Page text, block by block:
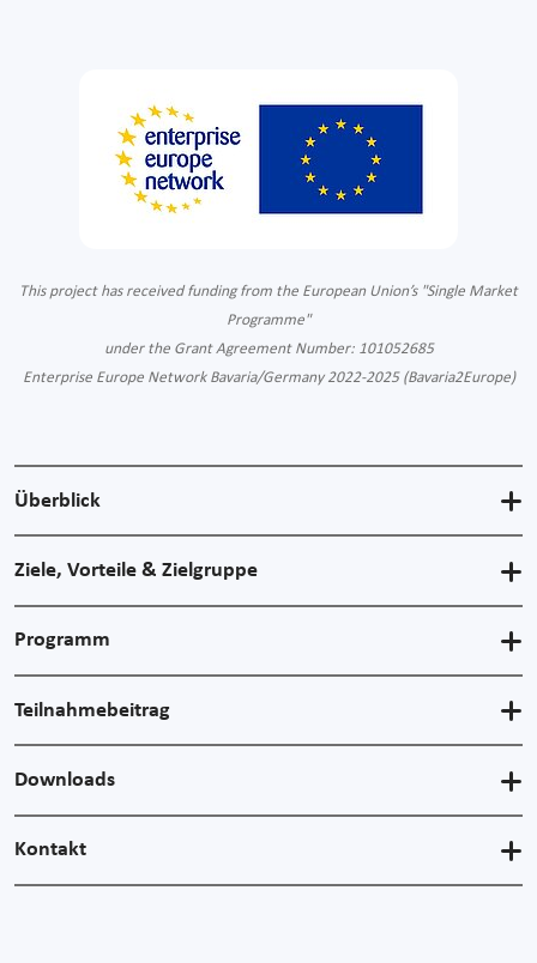
This project has received funding from the European Union’s "Single Market
Programme"
under the Grant Agreement Number: 101052685
Enterprise Europe Network Bavaria/Germany 2022-2025 (Bavaria2Europe)
Überblick
Ziele, Vorteile & Zielgruppe
Programm
Teilnahmebeitrag
Downloads
Kontakt